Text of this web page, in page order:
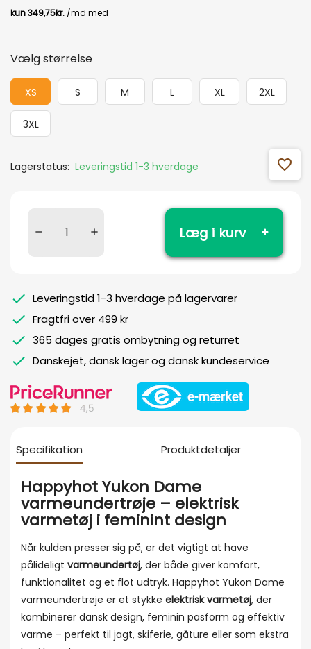
Vælg størrelse
XS S M L XL 2XL
3XL
Lagerstatus: Leveringstid 1-3 hverdage favorite_outline
Læg i kurv
Leveringstid 1-3 hverdage på lagervarer
Fragtfri over 499 kr
365 dages gratis ombytning og returret
Danskejet, dansk lager og dansk kundeservice
Specifikation Produktdetaljer
Happyhot Yukon Dame
varmeundertrøje – elektrisk
varmetøj i feminint design
Når kulden presser sig på, er det vigtigt at have
pålideligt varmeundertøj, der både giver komfort,
funktionalitet og et flot udtryk. Happyhot Yukon Dame
varmeundertrøje er et stykke elektrisk varmetøj, der
kombinerer dansk design, feminin pasform og effektiv
varme – perfekt til jagt, skiferie, gåture eller som ekstra